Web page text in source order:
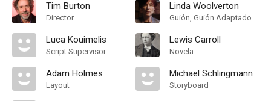
Tim Burton
Director
Luca Kouimelis
Script Supervisor
Adam Holmes
Layout
Linda Woolverton
Guión, Guión Adaptado
Lewis Carroll
Novela
Michael Schlingmann
Storyboard